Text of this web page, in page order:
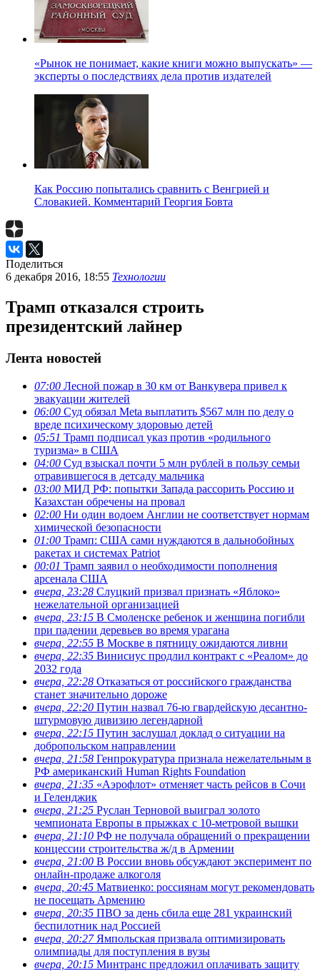
«Рынок не понимает, какие книги можно выпускать» —
эксперты о последствиях дела против издателей
Как Россию попытались сравнить с Венгрией и
Словакией. Комментарий Георгия Бовта
Поделиться
6 декабря 2016, 18:55 Технологии
Трамп отказался строить
президентский лайнер
Лента новостей
07:00 Лесной пожар в 30 км от Ванкувера привел к
эвакуации жителей
06:00 Суд обязал Meta выплатить $567 млн по делу о
вреде психическому здоровью детей
05:51 Трамп подписал указ против «родильного
туризма» в США
04:00 Суд взыскал почти 5 млн рублей в пользу семьи
отравившегося в детсаду мальчика
03:00 МИД РФ: попытки Запада рассорить Россию и
Казахстан обречены на провал
02:00 Ни один водоем Англии не соответствует нормам
химической безопасности
01:00 Трамп: США сами нуждаются в дальнобойных
ракетах и системах Patriot
00:01 Трамп заявил о необходимости пополнения
арсенала США
вчера, 23:28 Слуцкий призвал признать «Яблоко»
нежелательной организацией
вчера, 23:15 В Смоленске ребенок и женщина погибли
при падении деревьев во время урагана
вчера, 22:55 В Москве в пятницу ожидаются ливни
вчера, 22:35 Винисиус продлил контракт с «Реалом» до
2032 года
вчера, 22:28 Отказаться от российского гражданства
станет значительно дороже
вчера, 22:20 Путин назвал 76-ю гвардейскую десантно-
штурмовую дивизию легендарной
вчера, 22:15 Путин заслушал доклад о ситуации на
добропольском направлении
вчера, 21:58 Генпрокуратура признала нежелательным в
РФ американский Human Rights Foundation
вчера, 21:35 «Аэрофлот» отменяет часть рейсов в Сочи
и Геленджик
вчера, 21:25 Руслан Терновой выиграл золото
чемпионата Европы в прыжках с 10-метровой вышки
вчера, 21:10 РФ не получала обращений о прекращении
концессии строительства ж/д в Армении
вчера, 21:00 В России вновь обсуждают эксперимент по
онлайн-продаже алкоголя
вчера, 20:45 Матвиенко: россиянам могут рекомендовать
не посещать Армению
вчера, 20:35 ПВО за день сбила еще 281 украинский
беспилотник над Россией
вчера, 20:27Ямпольская призвала оптимизировать
олимпиады для поступления в вузы
вчера, 20:15 Минтранс предложил оплачивать защиту